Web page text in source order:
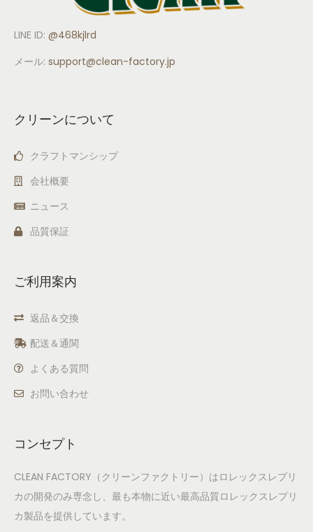
LINE ID: @468kjlrd
メール: support@clean-factory.jp
クリーンについて
クラフトマンシップ
会社概要
ニュース
品質保証
ご利用案内
返品＆交換
配送＆通関
よくある質問
お問い合わせ
コンセプト
CLEAN FACTORY（クリーンファクトリー）はロレックスレプリ
カの開発のみ専念し、最も本物に近い最高品質ロレックスレプリ
カ製品を提供しています。